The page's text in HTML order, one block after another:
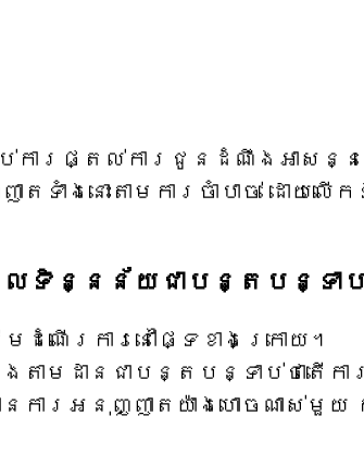
ប់ការផ្តល់ការជូនដំណឹងអាសន្ន
ាំងនោះតាមការចាំបាច់ ដោយលើ
មូលទិន្នន័យជាបន្តបន្ទា
ណើរការនៅផ្ទៃខាងក្រោយ។
ាមដានជាបន្តបន្ទាប់ថាតើការ
ារអនុញ្ញាតយ៉ាងហោចណាស់មួយ